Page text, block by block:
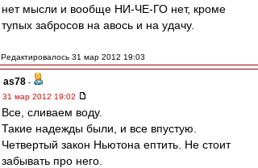
нет мысли и вообще НИ-ЧЕ-ГО нет, кроме
тупых забросов на авось и на удачу.
Редактировалось 31 мар 2012 19:03
as78 -
31 мар 2012 19:02
Все, сливаем воду.
Такие надежды были, и все впустую.
Четвертый закон Ньютона ептить. Не стоит
забывать про него.